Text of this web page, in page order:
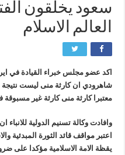
سعود يخلقون
العالم الاسلام
اكد عضو مجلس خبراء القيادة في
شاهرودي ان كارثة منى ليست
معتبرا كارثة منى كارثة غير مسبوقة
وافادت وكالة تسنيم الدولية
اعتبر مواقف قائد الثورة المبدئية
يقظة الامة الاسلامية مؤكدا على